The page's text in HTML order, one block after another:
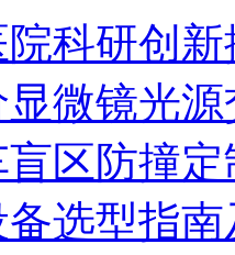
科研创
微镜光
盲区防撞
选型指